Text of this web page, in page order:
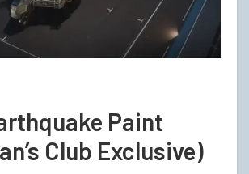
Paint
Club Exclusive)